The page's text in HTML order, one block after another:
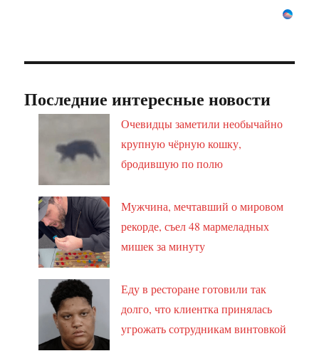
Последние интересные новости
Очевидцы заметили необычайно
крупную чёрную кошку,
бродившую по полю
Мужчина, мечтавший о мировом
рекорде, съел 48 мармеладных
мишек за минуту
Еду в ресторане готовили так
долго, что клиентка принялась
угрожать сотрудникам винтовкой